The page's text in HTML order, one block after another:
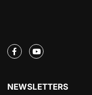
NEWSLETTERS